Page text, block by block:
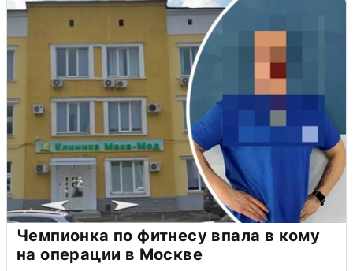
Чемпионка по фитнесу впала в кому
на операции в Москве